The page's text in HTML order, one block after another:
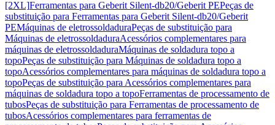
[2XL]Ferramentas para Geberit Silent-db20/Geberit PEPeças de
substituição para Ferramentas para Geberit Silent-db20/Geberit
PEMáquinas de eletrossoldaduraPeças de substituição para
Máquinas de eletrossoldaduraAcessórios complementares para
máquinas de eletrossoldaduraMáquinas de soldadura topo a
topoPeças de substituição para Máquinas de soldadura topo a
topoAcessórios complementares para máquinas de soldadura topo a
topoPeças de substituição para Acessórios complementares para
máquinas de soldadura topo a topoFerramentas de processamento de
tubosPeças de substituição para Ferramentas de processamento de
tubosAcessórios complementares para ferramentas de